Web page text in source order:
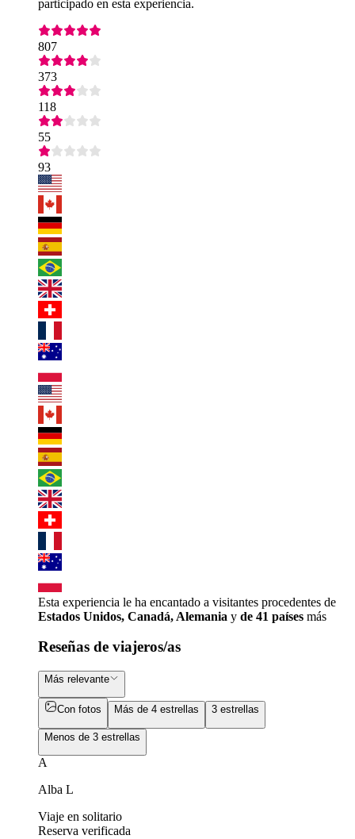
participado en esta experiencia.
807
373
118
55
93
Esta experiencia le ha encantado a visitantes procedentes de
Estados Unidos, Canadá, Alemania y de 41 países más
Reseñas de viajeros/as
Más relevante
Con fotos Más de 4 estrellas 3 estrellas
Menos de 3 estrellas
A
Alba L
Viaje en solitario
Reserva verificada